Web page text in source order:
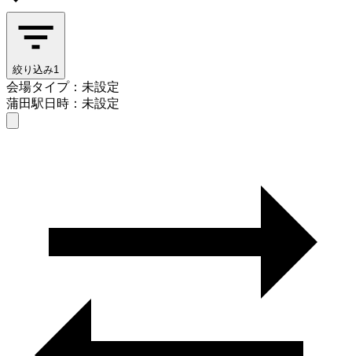
絞り込み1
会場タイプ：未設定
蒲田駅日時：未設定